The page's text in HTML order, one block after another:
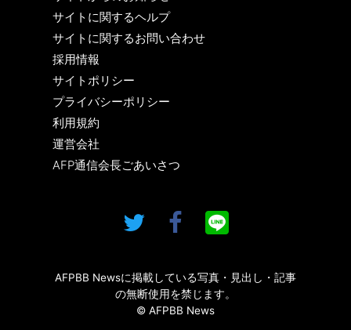
サイトに関するヘルプ
サイトに関するお問い合わせ
採用情報
サイトポリシー
プライバシーポリシー
利用規約
運営会社
AFP通信会長ごあいさつ
AFPBB Newsに掲載している写真・見出し・記事
の無断使用を禁じます。
© AFPBB News